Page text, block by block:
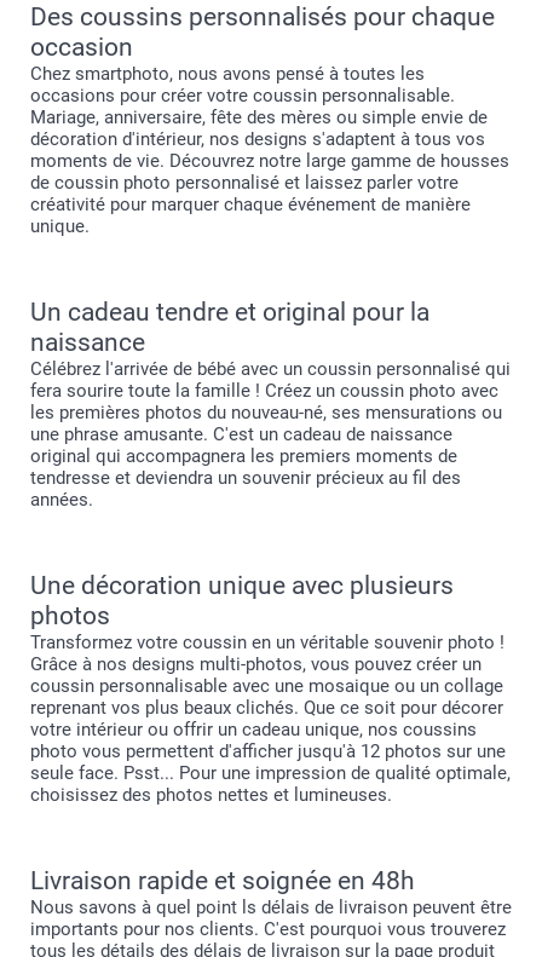
Des coussins personnalisés pour chaque
occasion
Chez smartphoto, nous avons pensé à toutes les
occasions pour créer votre coussin personnalisable.
Mariage, anniversaire, fête des mères ou simple envie de
décoration d'intérieur, nos designs s'adaptent à tous vos
moments de vie. Découvrez notre large gamme de housses
de coussin photo personnalisé et laissez parler votre
créativité pour marquer chaque événement de manière
unique.
Un cadeau tendre et original pour la
naissance
Célébrez l'arrivée de bébé avec un coussin personnalisé qui
fera sourire toute la famille ! Créez un coussin photo avec
les premières photos du nouveau-né, ses mensurations ou
une phrase amusante. C'est un cadeau de naissance
original qui accompagnera les premiers moments de
tendresse et deviendra un souvenir précieux au fil des
années.
Une décoration unique avec plusieurs
photos
Transformez votre coussin en un véritable souvenir photo !
Grâce à nos designs multi-photos, vous pouvez créer un
coussin personnalisable avec une mosaique ou un collage
reprenant vos plus beaux clichés. Que ce soit pour décorer
votre intérieur ou offrir un cadeau unique, nos coussins
photo vous permettent d'afficher jusqu'à 12 photos sur une
seule face. Psst... Pour une impression de qualité optimale,
choisissez des photos nettes et lumineuses.
Livraison rapide et soignée en 48h
Nous savons à quel point ls délais de livraison peuvent être
importants pour nos clients. C'est pourquoi vous trouverez
tous les détails des délais de livraison sur la page produit